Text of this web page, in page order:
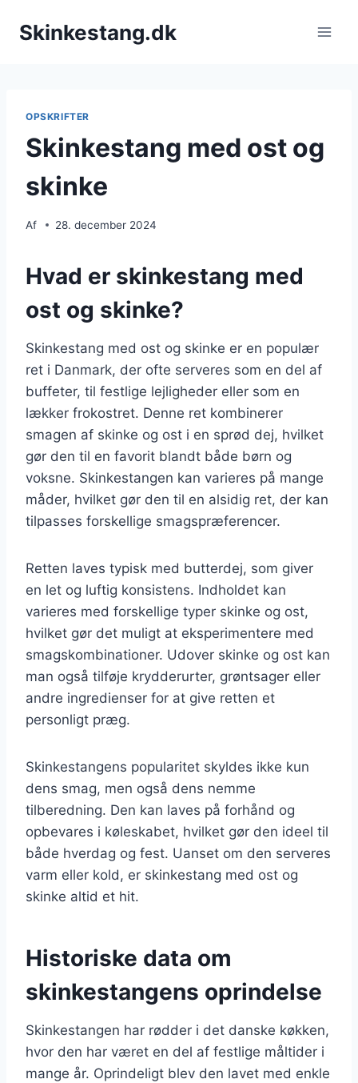
Skinkestang.dk
OPSKRIFTER
Skinkestang med ost og
skinke
Af 28. december 2024
Hvad er skinkestang med
ost og skinke?
Skinkestang med ost og skinke er en populær
ret i Danmark, der ofte serveres som en del af
buffeter, til festlige lejligheder eller som en
lækker frokostret. Denne ret kombinerer
smagen af skinke og ost i en sprød dej, hvilket
gør den til en favorit blandt både børn og
voksne. Skinkestangen kan varieres på mange
måder, hvilket gør den til en alsidig ret, der kan
tilpasses forskellige smagspræferencer.
Retten laves typisk med butterdej, som giver
en let og luftig konsistens. Indholdet kan
varieres med forskellige typer skinke og ost,
hvilket gør det muligt at eksperimentere med
smagskombinationer. Udover skinke og ost kan
man også tilføje krydderurter, grøntsager eller
andre ingredienser for at give retten et
personligt præg.
Skinkestangens popularitet skyldes ikke kun
dens smag, men også dens nemme
tilberedning. Den kan laves på forhånd og
opbevares i køleskabet, hvilket gør den ideel til
både hverdag og fest. Uanset om den serveres
varm eller kold, er skinkestang med ost og
skinke altid et hit.
Historiske data om
skinkestangens oprindelse
Skinkestangen har rødder i det danske køkken,
hvor den har været en del af festlige måltider i
mange år. Oprindeligt blev den lavet med enkle